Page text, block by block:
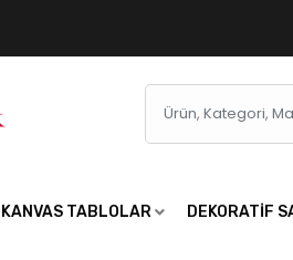
KANVAS TABLOLAR DEKORATIF